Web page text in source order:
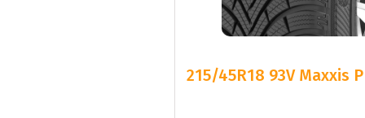
215/45R18 93V Maxxis